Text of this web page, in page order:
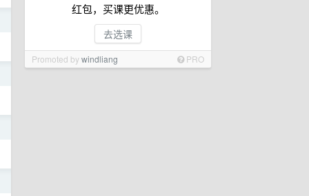
红包，买课更优惠。
去选课
Promoted bywindliang PRO